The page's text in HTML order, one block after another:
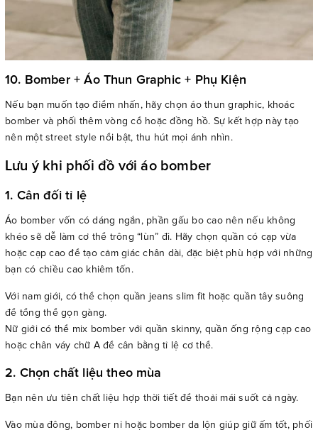
10. Bomber + Áo Thun Graphic + Phụ Kiện
Nếu bạn muốn tạo điểm nhấn, hãy chọn áo thun graphic, khoác
bomber và phối thêm vòng cổ hoặc đồng hồ. Sự kết hợp này tạo
nên một street style nổi bật, thu hút mọi ánh nhìn.
Lưu ý khi phối đồ với áo bomber
1. Cân đối tỉ lệ
Áo bomber vốn có dáng ngắn, phần gấu bo cao nên nếu không
khéo sẽ dễ làm cơ thể trông “lùn” đi. Hãy chọn quần có cạp vừa
hoặc cạp cao để tạo cảm giác chân dài, đặc biệt phù hợp với những
bạn có chiều cao khiêm tốn.
Với nam giới, có thể chọn quần jeans slim fit hoặc quần tây suông
để tổng thể gọn gàng.
Nữ giới có thể mix bomber với quần skinny, quần ống rộng cạp cao
hoặc chân váy chữ A để cân bằng tỉ lệ cơ thể.
2. Chọn chất liệu theo mùa
Bạn nên ưu tiên chất liệu hợp thời tiết để thoải mái suốt cả ngày.
Vào mùa đông, bomber nỉ hoặc bomber da lộn giúp giữ ấm tốt, phối